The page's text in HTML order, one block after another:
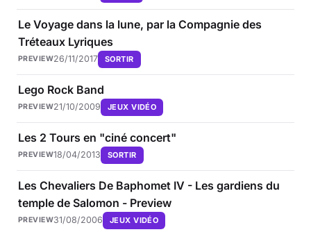
Le Voyage dans la lune, par la Compagnie des
Tréteaux Lyriques
PREVIEW26/11/2017 SORTIR
Lego Rock Band
PREVIEW21/10/2009 JEUX VIDÉO
Les 2 Tours en "ciné concert"
PREVIEW18/04/2013 SORTIR
Les Chevaliers De Baphomet IV - Les gardiens du
temple de Salomon - Preview
PREVIEW31/08/2006 JEUX VIDÉO